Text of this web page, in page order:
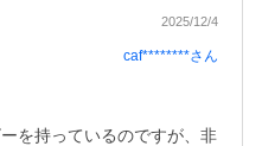
2025/12/4
caf********さん
を持っているのですが、非